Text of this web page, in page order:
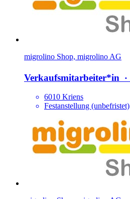
migrolino Shop, migrolino AG
Verkaufsmitarbeiter*​in ‧
6010 Kriens
Festanstellung (unbefristet)